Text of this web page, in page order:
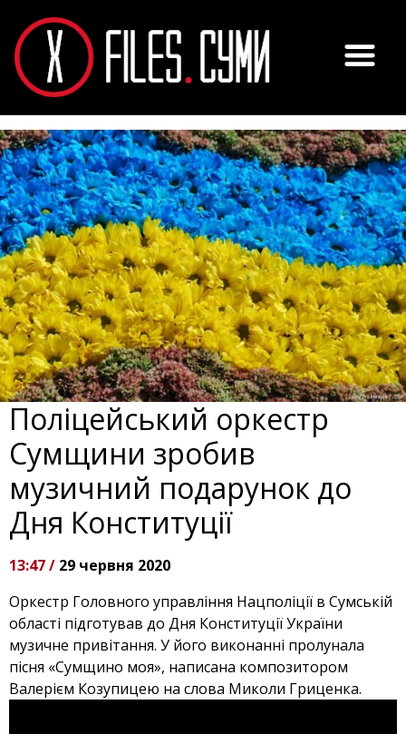
Поліцейський оркестр
Сумщини зробив
музичний подарунок до
Дня Конституції
13:47 / 29 червня 2020
Оркестр Головного управління Нацполіції в Сумській
області підготував до Дня Конституції України
музичне привітання. У його виконанні пролунала
пісня «Сумщино моя», написана композитором
Валерієм Козупицею на слова Миколи Гриценка.